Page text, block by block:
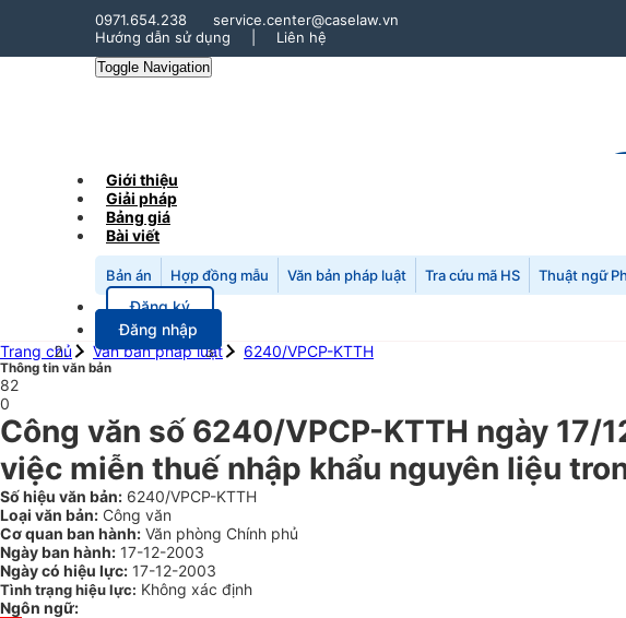
0971.654.238
service.center@caselaw.vn
Hướng dẫn sử dụng
Liên hệ
Toggle Navigation
Giới thiệu
Giải pháp
Bảng giá
Bài viết
Bản án Hợp đồng mẫu Văn bản pháp luật Tra cứu mã HS Thuật ngữ
Đăng ký
Đăng nhập
Trang chủ
Văn bản pháp luật 6240/VPCP-KTTH
Thông tin văn bản
82
0
Công văn số 6240/VPCP-KTTH ngày
việc miễn thuế nhập khẩu nguyên liệu
Số hiệu văn bản: 6240/VPCP-KTTH
Loại văn bản: Công văn
Cơ quan ban hành: Văn phòng Chính phủ
Ngày ban hành: 17-12-2003
Ngày có hiệu lực: 17-12-2003
Tình trạng hiệu lực: Không xác định
Ngôn ngữ: